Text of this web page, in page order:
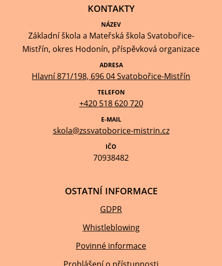
KONTAKTY
NÁZEV
Základní škola a Mateřská škola Svatobořice-
Mistřín, okres Hodonín, příspěvková organizace
ADRESA
Hlavní 871/198, 696 04 Svatobořice-Mistřín
TELEFON
+420 518 620 720
E-MAIL
skola@zssvatoborice-mistrin.cz
IČO
70938482
OSTATNÍ INFORMACE
GDPR
Whistleblowing
Povinné informace